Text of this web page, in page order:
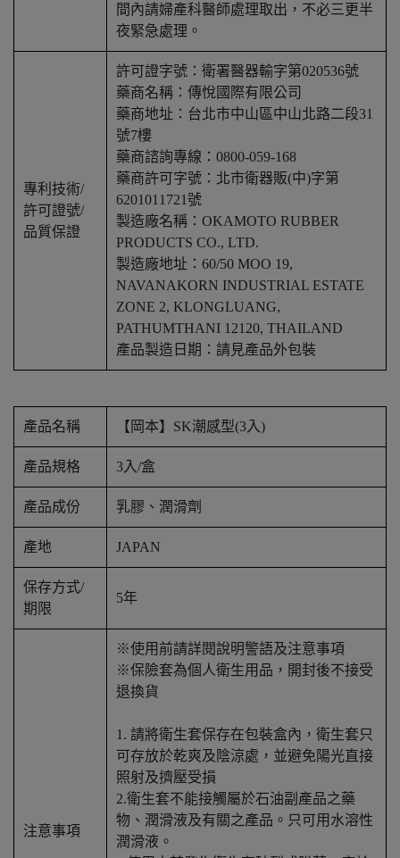
間內請婦產科醫師處理取出，不必三更半
夜緊急處理。
專利技術/
許可證號/
品質保證
許可證字號：衛署醫器輸字第020536號
藥商名稱：傳悅國際有限公司
藥商地址：台北市中山區中山北路二段31
號7樓
藥商諮詢專線：0800-059-168
藥商許可字號：北市衛器販(中)字第
6201011721號
製造廠名稱：OKAMOTO RUBBER
PRODUCTS CO., LTD.
製造廠地址：60/50 MOO 19,
NAVANAKORN INDUSTRIAL ESTATE
ZONE 2, KLONGLUANG,
PATHUMTHANI 12120, THAILAND
產品製造日期：請見產品外包裝
產品名稱 【岡本】SK潮感型(3入)
產品規格 3入/盒
產品成份 乳膠、潤滑劑
產地 JAPAN
保存方式/
期限
5年
注意事項
※使用前請詳閱說明警語及注意事項
※保險套為個人衛生用品，開封後不接受
退換貨
1. 請將衛生套保存在包裝盒內，衛生套只
可存放於乾爽及陰涼處，並避免陽光直接
照射及擠壓受損
2.衛生套不能接觸屬於石油副產品之藥
物、潤滑液及有關之產品。只可用水溶性
潤滑液。